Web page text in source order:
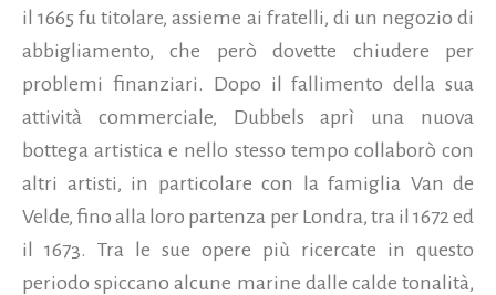
il 1665 fu titolare, assieme ai fratelli, di un negozio di
abbigliamento, che però dovette chiudere per
problemi finanziari. Dopo il fallimento della sua
attività commerciale, Dubbels aprì una nuova
bottega artistica e nello stesso tempo collaborò con
altri artisti, in particolare con la famiglia Van de
Velde, fino alla loro partenza per Londra, tra il 1672 ed
il 1673. Tra le sue opere più ricercate in questo
periodo spiccano alcune marine dalle calde tonalità,